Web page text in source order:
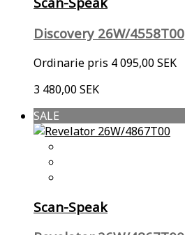
Discovery 26W/4558T00
Ordinarie pris 4 095,00 SEK
3 480,00 SEK
SALE
Scan-Speak